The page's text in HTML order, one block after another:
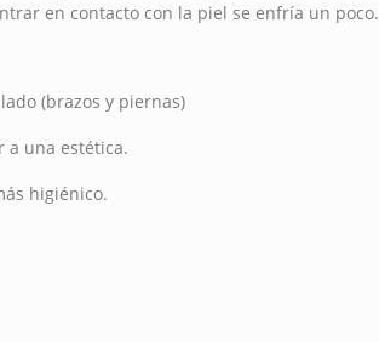
en contacto con la piel se enfría un poco.
(brazos y piernas)
a una estética.
higiénico.